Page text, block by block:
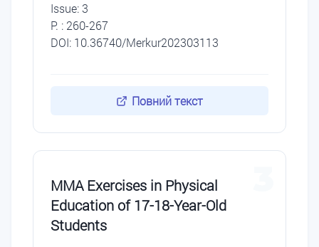
Issue: 3
P. : 260-267
DOI: 10.36740/Merkur202303113
Повний текст
MMA Exercises in Physical
Education of 17-18-Year-Old
Students